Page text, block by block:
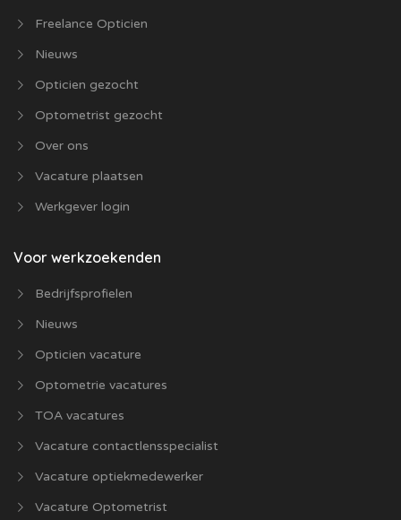
Freelance Opticien
Nieuws
Opticien gezocht
Optometrist gezocht
Over ons
Vacature plaatsen
Werkgever login
Voor werkzoekenden
Bedrijfsprofielen
Nieuws
Opticien vacature
Optometrie vacatures
TOA vacatures
Vacature contactlensspecialist
Vacature optiekmedewerker
Vacature Optometrist